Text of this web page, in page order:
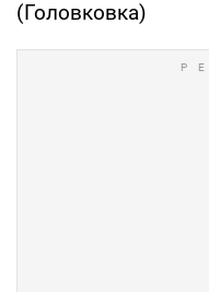
(Головковка)